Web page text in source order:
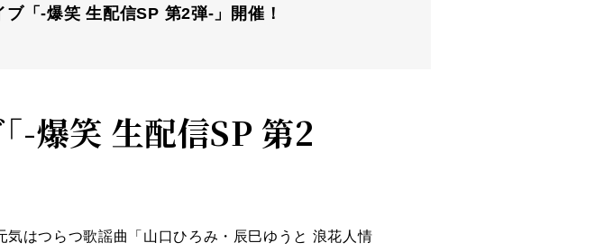
「-爆笑 生配信SP 第2弾-」開催！
-爆笑 生配信SP 第2
はつらつ歌謡曲「山口ひろみ・辰巳ゆうと 浪花人情